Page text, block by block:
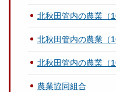
北秋田管内の農業（
北秋田管内の農業（
北秋田管内の農業（
農業協同組合